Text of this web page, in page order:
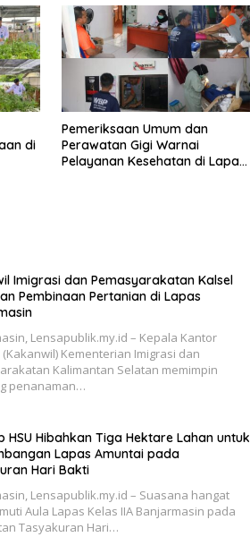
di
Pemeriksaan Umum dan
Perawatan Gigi Warnai
Pelayanan Kesehatan di Lapas
Imigrasi dan Pemasyarakatan Kalsel
Pembinaan Pertanian di Lapas
Lensapublik.my.id – Kepala Kantor
Kementerian Imigrasi dan
Kalimantan Selatan memimpin
penanaman…
HSU Hibahkan Tiga Hektare Lahan untuk
Lapas Amuntai pada
Hari Bakti
Lensapublik.my.id – Suasana hangat
Aula Lapas Kelas IIA Banjarmasin pada
Tasyakuran Hari…